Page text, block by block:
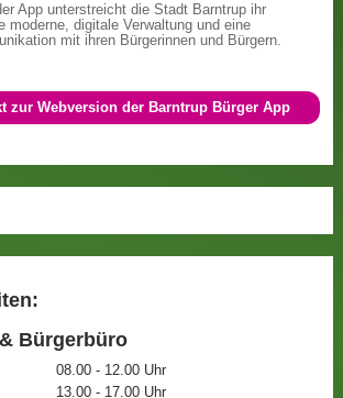
App unterstreicht die Stadt Barntrup ihr
moderne, digitale Verwaltung und eine
mit ihren Bürgerinnen und Bürgern.
zur Webversion der Barntrup Bürger App
Bürgerbüro
08.00 - 12.00 Uhr
13.00 - 17.00 Uhr